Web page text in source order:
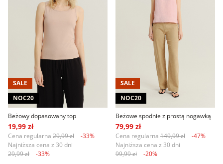
SALE
NOC20
Beżowy dopasowany top
19,99 zł
Cena regularna 29,99 zł
-33%
Najniższa cena z 30 dni
29,99 zł
-33%
SALE
NOC20
Beżowe spodnie z prostą nogawką
79,99 zł
Cena regularna 149,99 zł
-47%
Najniższa cena z 30 dni
99,99 zł
-20%